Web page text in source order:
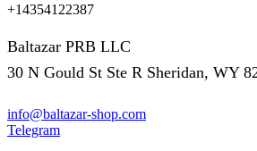
+14354122387
Baltazar PRB LLC
30 N Gould St Ste R Sheridan, WY
info@baltazar-shop.com
Telegram